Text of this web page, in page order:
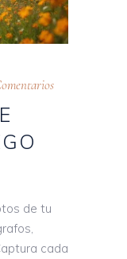
de tu
cada